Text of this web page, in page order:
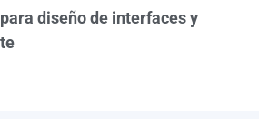
diseño de interfaces y